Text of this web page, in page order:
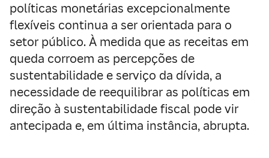
políticas monetárias excepcionalmente
flexíveis continua a ser orientada para o
setor público. À medida que as receitas em
queda corroem as percepções de
sustentabilidade e serviço da dívida, a
necessidade de reequilibrar as políticas em
direção à sustentabilidade fiscal pode vir
antecipada e, em última instância, abrupta.